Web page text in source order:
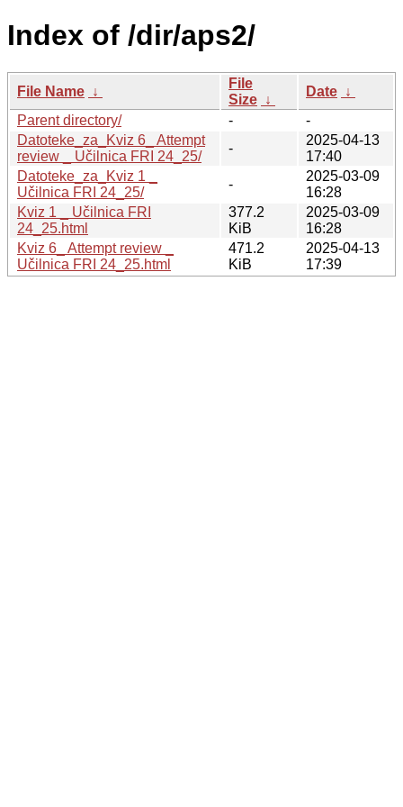
Index of /dir/aps2/
File Name ↓
File
Size ↓
Date ↓
Parent directory/
-
-
Datoteke_za_Kviz 6_ Attempt
review _ Učilnica FRI 24_25/
-
2025-04-13
17:40
Datoteke_za_Kviz 1 _
Učilnica FRI 24_25/
-
2025-03-09
16:28
Kviz 1 _ Učilnica FRI
24_25.html
377.2
KiB
2025-03-09
16:28
Kviz 6_ Attempt review _
Učilnica FRI 24_25.html
471.2
KiB
2025-04-13
17:39